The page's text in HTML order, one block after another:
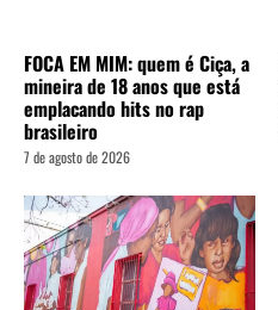
FOCA EM MIM: quem é Ciça, a
mineira de 18 anos que está
emplacando hits no rap
brasileiro
7 de agosto de 2026